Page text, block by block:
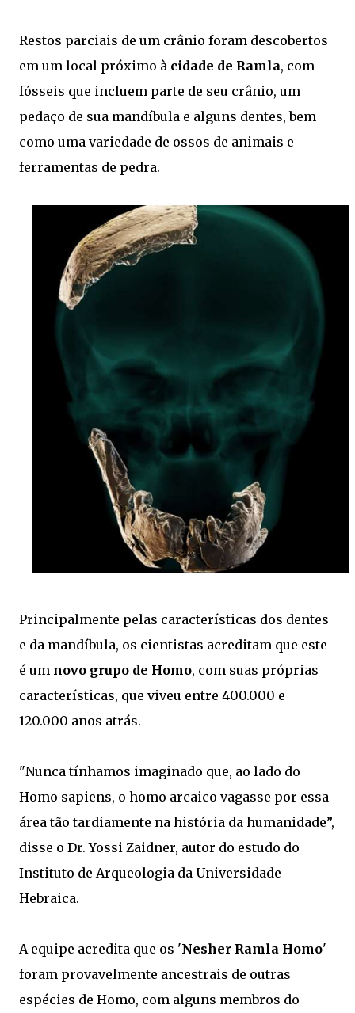
Restos parciais de um crânio foram descobertos
em um local próximo à cidade de Ramla, com
fósseis que incluem parte de seu crânio, um
pedaço de sua mandíbula e alguns dentes, bem
como uma variedade de ossos de animais e
ferramentas de pedra.
Principalmente pelas características dos dentes
e da mandíbula, os cientistas acreditam que este
é um novo grupo de Homo, com suas próprias
características, que viveu entre 400.000 e
120.000 anos atrás.
"Nunca tínhamos imaginado que, ao lado do
Homo sapiens, o homo arcaico vagasse por essa
área tão tardiamente na história da humanidade”,
disse o Dr. Yossi Zaidner, autor do estudo do
Instituto de Arqueologia da Universidade
Hebraica.
A equipe acredita que os 'Nesher Ramla Homo'
foram provavelmente ancestrais de outras
espécies de Homo, com alguns membros do